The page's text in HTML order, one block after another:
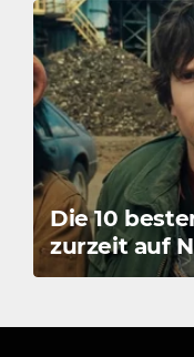
Die 10
zurzeit auf